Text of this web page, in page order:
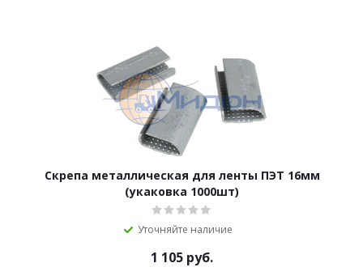
Скрепа металлическая для ленты ПЭТ 16мм
(укаковка 1000шт)
Уточняйте наличие
1 105 руб.